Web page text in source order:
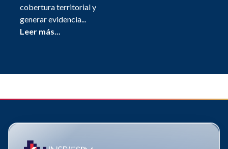
cobertura territorial y
generar evidencia...
Leer más...